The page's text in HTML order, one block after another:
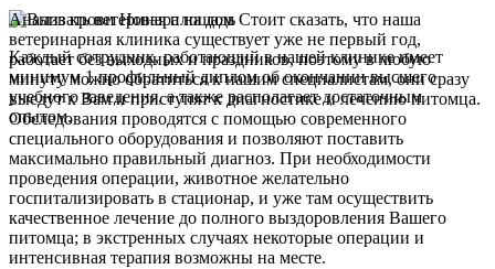
Стоит сказать, что наша
ветеринарная клиника существует уже не первый год,
работает без выходных и праздников, поэтому в любую
минуту можно обратиться к нашим специалистам, они сразу
выедут к Вам и приступят к диагностике и лечению питомца.
Обследования проводятся с помощью современного
специального оборудования и позволяют поставить
максимально правильный диагноз. При необходимости
проведения операции, животное желательно
госпитализировать в стационар, и уже там осуществить
качественное лечение до полного выздоровления Вашего
питомца; в экстренных случаях некоторые операции и
интенсивная терапия возможны на месте.
Анализ крови Новая площадь
Каждый сотрудник, работающий в нашей клинике имеет
минимум 1 профильный диплом об окончании высшего
учебного заведения, а также располагает достаточным
опытом.